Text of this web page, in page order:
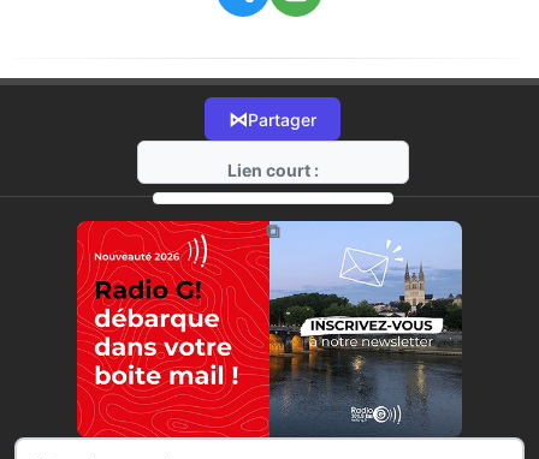
⋈Partager
Lien court :
https://radio-g.fr?5605
⧉